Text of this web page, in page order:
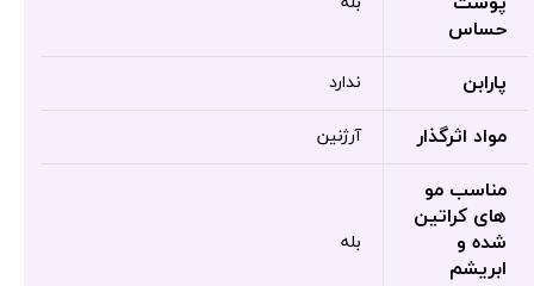
حساس
پارابن ندارد
مواد اثرگذار آرژنین
مناسب مو
های کراتین
شده و
ابریشم
بله